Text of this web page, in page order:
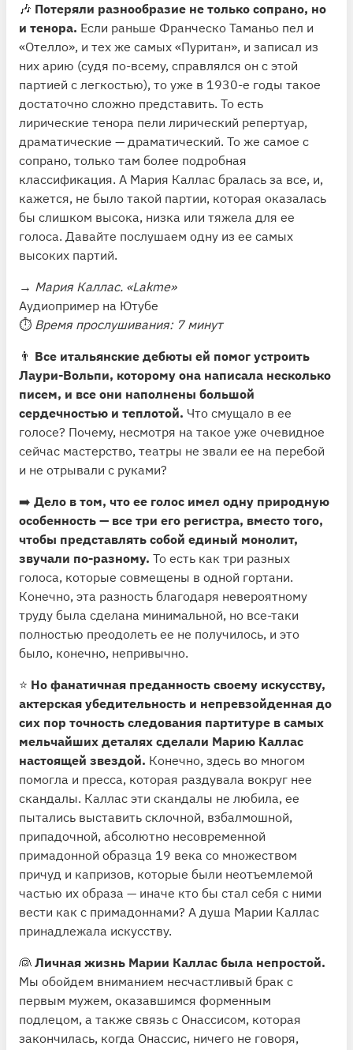
🎶 Потеряли разнообразие не только сопрано, но
и тенора. Если раньше Франческо Таманьо пел и
«Отелло», и тех же самых «Пуритан», и записал из
них арию (судя по-всему, справлялся он с этой
партией с легкостью), то уже в 1930-е годы такое
достаточно сложно представить. То есть
лирические тенора пели лирический репертуар,
драматические — драматический. То же самое с
сопрано, только там более подробная
классификация. А Мария Каллас бралась за все, и,
кажется, не было такой партии, которая оказалась
бы слишком высока, низка или тяжела для ее
голоса. Давайте послушаем одну из ее самых
высоких партий.
→ Мария Каллас. «Lakme»
Аудиопример на Ютубе
⏱ Время прослушивания: 7 минут
👨 Все итальянские дебюты ей помог устроить
Лаури-Вольпи, которому она написала несколько
писем, и все они наполнены большой
сердечностью и теплотой. Что смущало в ее
голосе? Почему, несмотря на такое уже очевидное
сейчас мастерство, театры не звали ее на перебой
и не отрывали с руками?
➡️ Дело в том, что ее голос имел одну природную
особенность — все три его регистра, вместо того,
чтобы представлять собой единый монолит,
звучали по-разному. То есть как три разных
голоса, которые совмещены в одной гортани.
Конечно, эта разность благодаря невероятному
труду была сделана минимальной, но все-таки
полностью преодолеть ее не получилось, и это
было, конечно, непривычно.
⭐️ Но фанатичная преданность своему искусству,
актерская убедительность и непревзойденная до
сих пор точность следования партитуре в самых
мельчайших деталях сделали Марию Каллас
настоящей звездой. Конечно, здесь во многом
помогла и пресса, которая раздувала вокруг нее
скандалы. Каллас эти скандалы не любила, ее
пытались выставить склочной, взбалмошной,
припадочной, абсолютно несовременной
примадонной образца 19 века со множеством
причуд и капризов, которые были неотъемлемой
частью их образа — иначе кто бы стал себя с ними
вести как с примадоннами? А душа Марии Каллас
принадлежала искусству.
👰 Личная жизнь Марии Каллас была непростой.
Мы обойдем вниманием несчастливый брак с
первым мужем, оказавшимся форменным
подлецом, а также связь с Онассисом, которая
закончилась, когда Онассис, ничего не говоря,